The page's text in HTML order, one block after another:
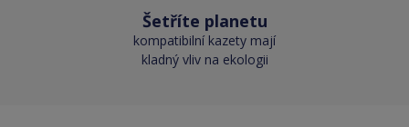
Šetříte planetu
kompatibilní kazety mají
kladný vliv na ekologii